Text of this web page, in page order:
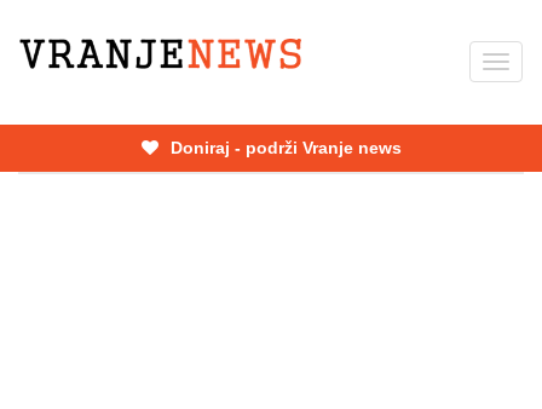
Skip
Doniraj - podrži Vranje news